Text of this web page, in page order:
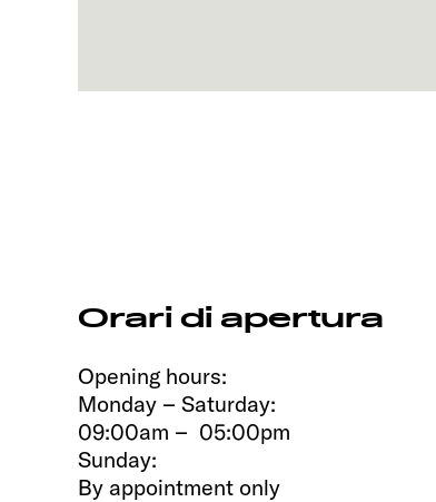
Orari di apertura
Opening hours:
Monday – Saturday:
09:00am – 05:00pm
Sunday:
By appointment only